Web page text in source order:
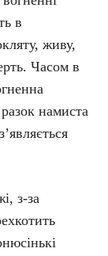
в
живу,
Часом в
намиста
з-за